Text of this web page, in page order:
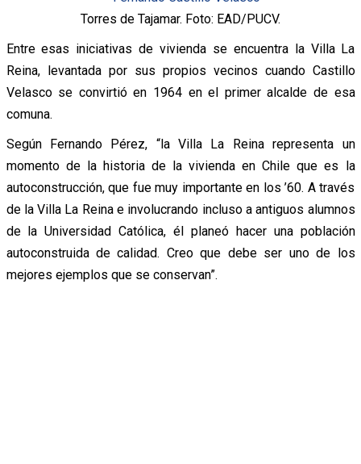
Torres de Tajamar. Foto: EAD/PUCV.
Entre esas iniciativas de vivienda se encuentra la Villa La
Reina, levantada por sus propios vecinos cuando Castillo
Velasco se convirtió en 1964 en el primer alcalde de esa
comuna.
Según Fernando Pérez, “la Villa La Reina representa un
momento de la historia de la vivienda en Chile que es la
autoconstrucción, que fue muy importante en los ’60. A través
de la Villa La Reina e involucrando incluso a antiguos alumnos
de la Universidad Católica, él planeó hacer una población
autoconstruida de calidad. Creo que debe ser uno de los
mejores ejemplos que se conservan”.